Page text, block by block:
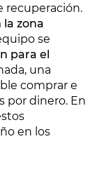
recuperación.
la zona
se
para el
una
comprar e
por dinero. En
en los